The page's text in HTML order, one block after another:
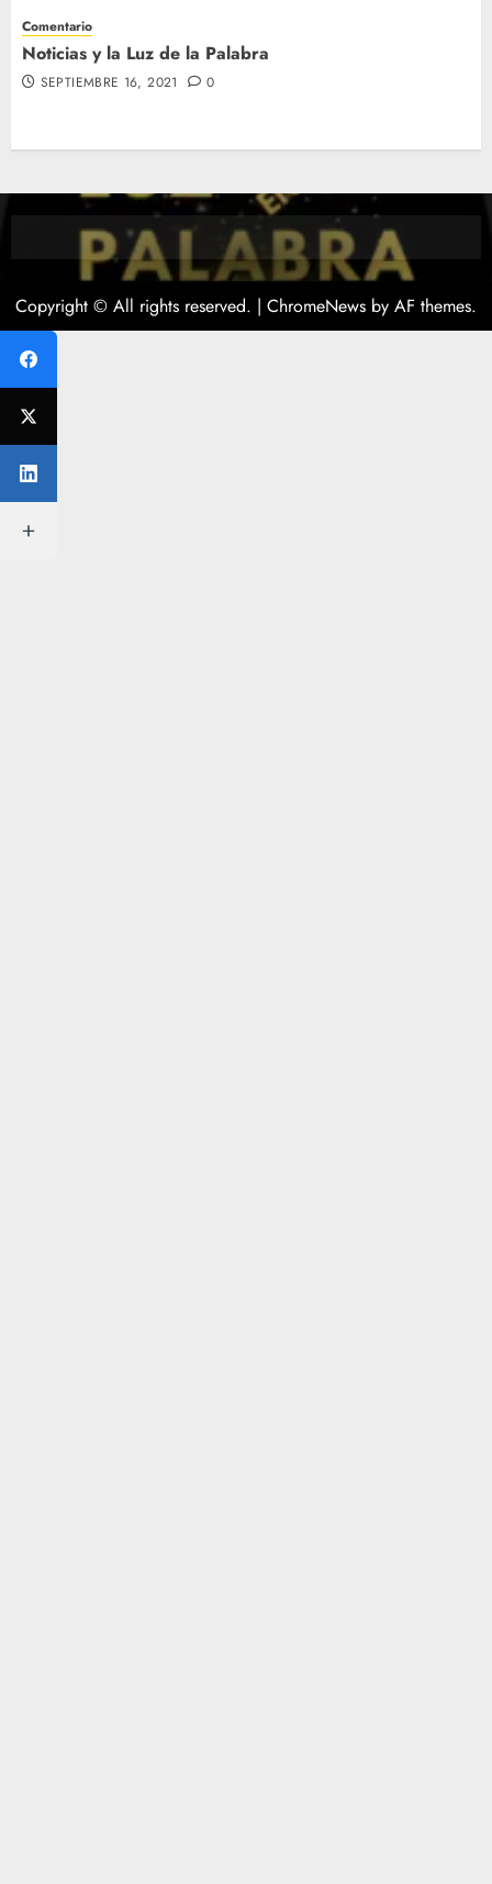
Comentario
Noticias y la Luz de la Palabra
SEPTIEMBRE 16, 2021 0
Copyright © All rights reserved. | ChromeNews by AF themes.